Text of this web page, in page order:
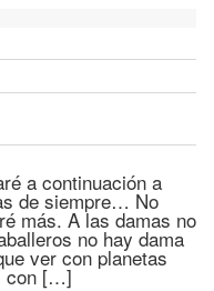
a continuación a
de siempre… No
más. A las damas no
no hay dama
ver con planetas
con […]